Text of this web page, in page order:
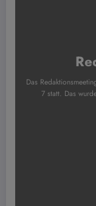
Das
7 statt. Das